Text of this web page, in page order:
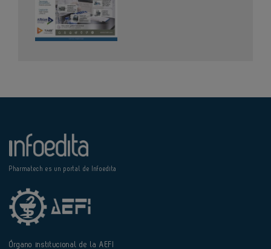
Pharmatech es un portal de Infoedita
Órgano institucional de la AEFI